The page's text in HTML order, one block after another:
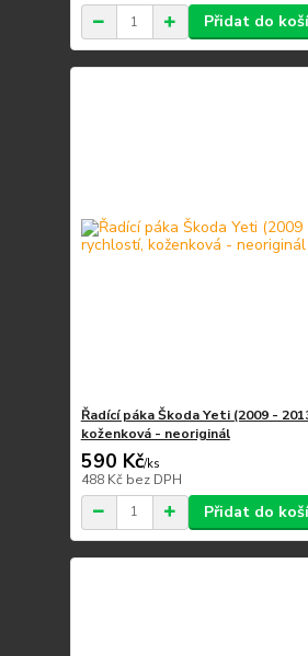
Přidat do
Řadící páka Škoda Yeti (2009 -
koženková - neoriginál
590 Kč/ks
488 Kč bez DPH
Přidat do